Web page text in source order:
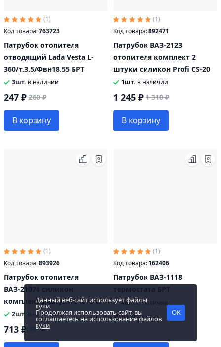
(1)
Код товара:763723
Патрубок отопителя
отводящий Lada Vesta L-
360/т.3.5/Фвн18.55 БРТ
3шт. в наличии
247 ₽ 260 ₽
В корзину
(1)
Код товара:892471
Патрубок ВАЗ-2123
отопителя комплект 2
штуки силикон Profi CS-20
1шт. в наличии
1 245 ₽ 1 310 ₽
В корзину
(1)
Код товара:893926
Патрубок отопителя
ВАЗ-21074 силикон
комплект 2 штуки 21073-
8101200/ 04
2шт. в наличии
713 ₽ 750 ₽
(1)
Код товара: 162406
Патрубок ВАЗ-1118
термостата БРТ
4шт. в наличии
300 ₽ 315 ₽
Данный веб-сайт использует файлы
куки.
Продолжая использовать сайт, вы
соглашаетесь на использованиефайлов
куки
OK